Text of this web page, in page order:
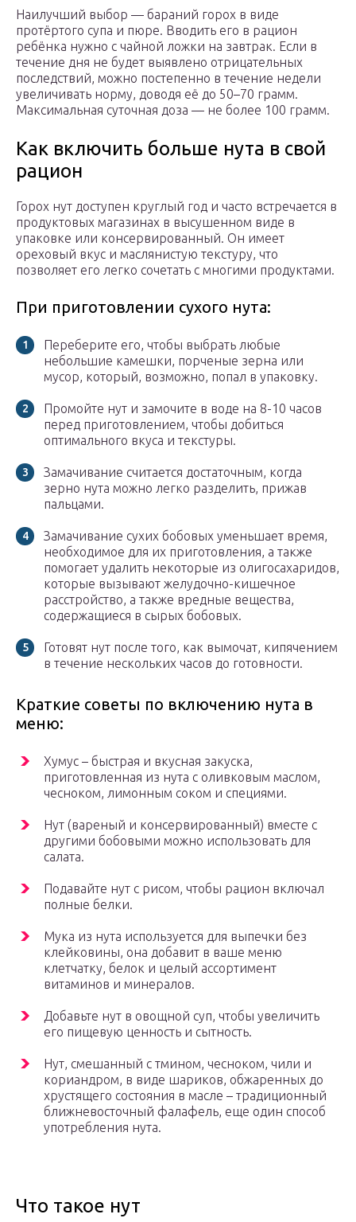
Наилучший выбор — бараний горох в виде
протёртого супа и пюре. Вводить его в рацион
ребёнка нужно с чайной ложки на завтрак. Если в
течение дня не будет выявлено отрицательных
последствий, можно постепенно в течение недели
увеличивать норму, доводя её до 50–70 грамм.
Максимальная суточная доза — не более 100 грамм.
Как включить больше нута в свой
рацион
Горох нут доступен круглый год и часто встречается в
продуктовых магазинах в высушенном виде в
упаковке или консервированный. Он имеет
ореховый вкус и маслянистую текстуру, что
позволяет его легко сочетать с многими продуктами.
При приготовлении сухого нута:
Переберите его, чтобы выбрать любые
небольшие камешки, порченые зерна или
мусор, который, возможно, попал в упаковку.
Промойте нут и замочите в воде на 8-10 часов
перед приготовлением, чтобы добиться
оптимального вкуса и текстуры.
Замачивание считается достаточным, когда
зерно нута можно легко разделить, прижав
пальцами.
Замачивание сухих бобовых уменьшает время,
необходимое для их приготовления, а также
помогает удалить некоторые из олигосахаридов,
которые вызывают желудочно-кишечное
расстройство, а также вредные вещества,
содержащиеся в сырых бобовых.
Готовят нут после того, как вымочат, кипячением
в течение нескольких часов до готовности.
Краткие советы по включению нута в
меню:
Хумус – быстрая и вкусная закуска,
приготовленная из нута с оливковым маслом,
чесноком, лимонным соком и специями.
Нут (вареный и консервированный) вместе с
другими бобовыми можно использовать для
салата.
Подавайте нут с рисом, чтобы рацион включал
полные белки.
Мука из нута используется для выпечки без
клейковины, она добавит в ваше меню
клетчатку, белок и целый ассортимент
витаминов и минералов.
Добавьте нут в овощной суп, чтобы увеличить
его пищевую ценность и сытность.
Нут, смешанный с тмином, чесноком, чили и
кориандром, в виде шариков, обжаренных до
хрустящего состояния в масле – традиционный
ближневосточный фалафель, еще один способ
употребления нута.
Что такое нут